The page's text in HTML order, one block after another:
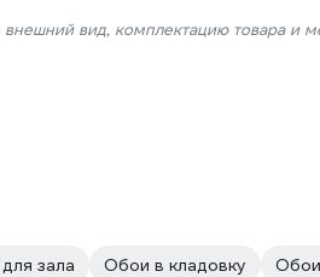
внешний вид, комплектацию товара и
зала Обои в кладовку